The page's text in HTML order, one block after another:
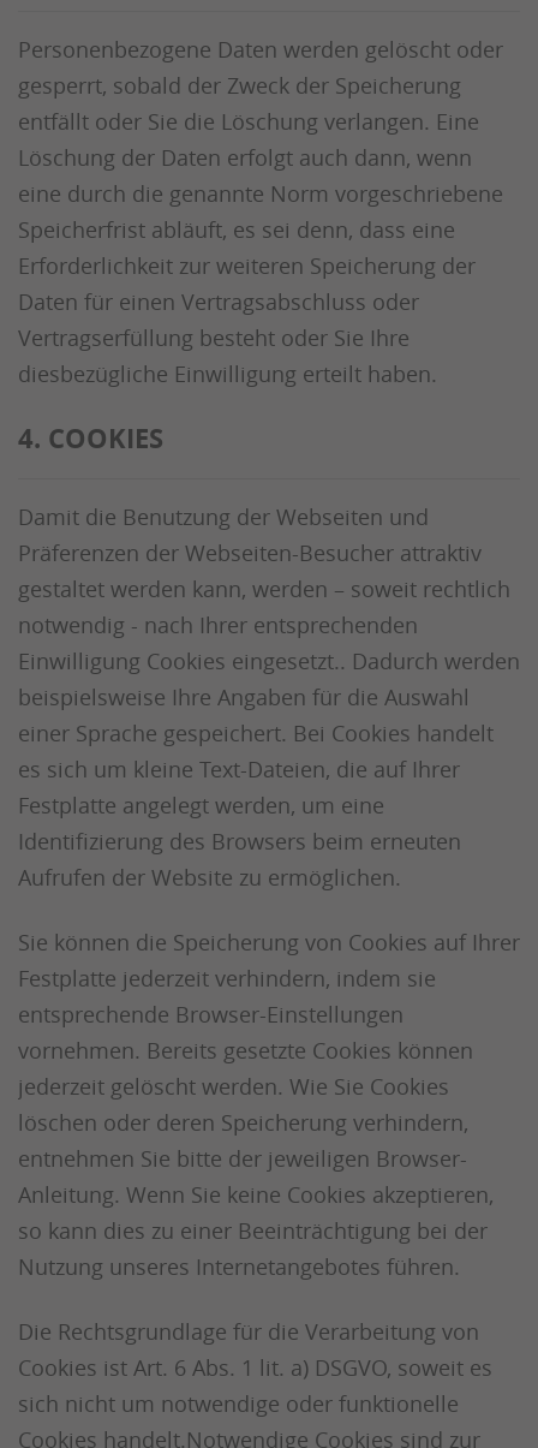
Personenbezogene Daten werden gelöscht oder
gesperrt, sobald der Zweck der Speicherung
entfällt oder Sie die Löschung verlangen. Eine
Löschung der Daten erfolgt auch dann, wenn
eine durch die genannte Norm vorgeschriebene
Speicherfrist abläuft, es sei denn, dass eine
Erforderlichkeit zur weiteren Speicherung der
Daten für einen Vertragsabschluss oder
Vertragserfüllung besteht oder Sie Ihre
diesbezügliche Einwilligung erteilt haben.
4. COOKIES
Damit die Benutzung der Webseiten und
Präferenzen der Webseiten-Besucher attraktiv
gestaltet werden kann, werden – soweit rechtlich
notwendig - nach Ihrer entsprechenden
Einwilligung Cookies eingesetzt.. Dadurch werden
beispielsweise Ihre Angaben für die Auswahl
einer Sprache gespeichert. Bei Cookies handelt
es sich um kleine Text-Dateien, die auf Ihrer
Festplatte angelegt werden, um eine
Identifizierung des Browsers beim erneuten
Aufrufen der Website zu ermöglichen.
Sie können die Speicherung von Cookies auf Ihrer
Festplatte jederzeit verhindern, indem sie
entsprechende Browser-Einstellungen
vornehmen. Bereits gesetzte Cookies können
jederzeit gelöscht werden. Wie Sie Cookies
löschen oder deren Speicherung verhindern,
entnehmen Sie bitte der jeweiligen Browser-
Anleitung. Wenn Sie keine Cookies akzeptieren,
so kann dies zu einer Beeinträchtigung bei der
Nutzung unseres Internetangebotes führen.
Die Rechtsgrundlage für die Verarbeitung von
Cookies ist Art. 6 Abs. 1 lit. a) DSGVO, soweit es
sich nicht um notwendige oder funktionelle
Cookies handelt.Notwendige Cookies sind zur